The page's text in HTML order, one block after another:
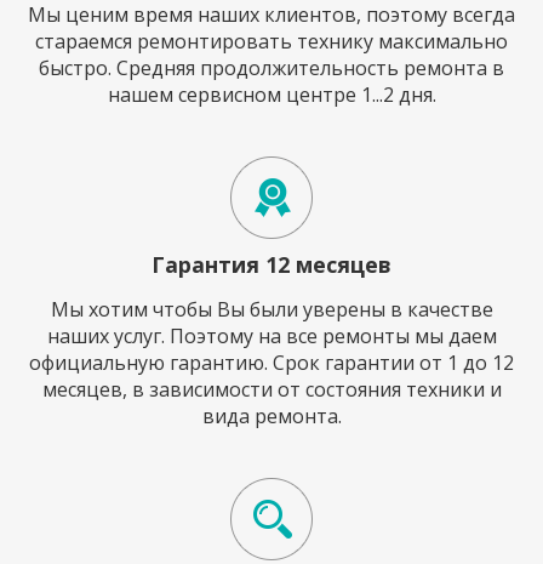
Мы ценим время наших клиентов, поэтому всегда
стараемся ремонтировать технику максимально
быстро. Средняя продолжительность ремонта в
нашем сервисном центре 1...2 дня.
Гарантия 12 месяцев
Мы хотим чтобы Вы были уверены в качестве
наших услуг. Поэтому на все ремонты мы даем
официальную гарантию. Срок гарантии от 1 до 12
месяцев, в зависимости от состояния техники и
вида ремонта.